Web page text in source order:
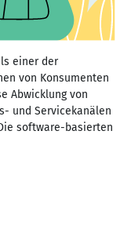
einer der
von Konsumenten
Abwicklung von
und Servicekanälen
software-basierten